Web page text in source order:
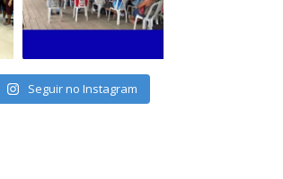
Seguir no Instagram